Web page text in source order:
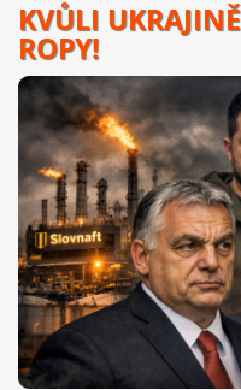
KVŮLI
ROPY!